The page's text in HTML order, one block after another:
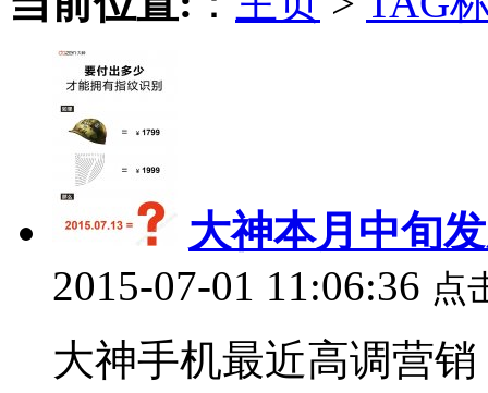
大神本月中旬
2015-07-01 11:06:36 点
大神手机最近高调营